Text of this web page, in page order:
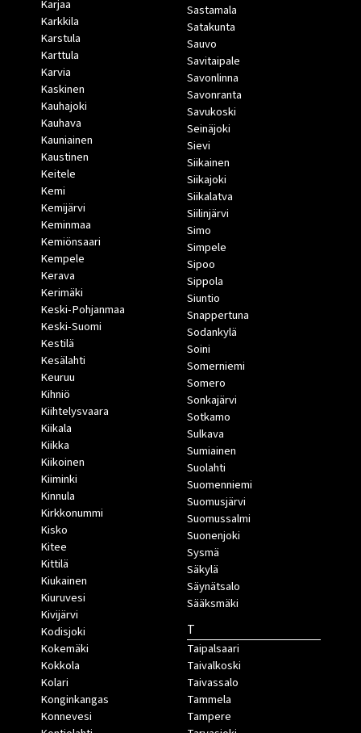
Karjaa
Karkkila
Karstula
Karttula
Karvia
Kaskinen
Kauhajoki
Kauhava
Kauniainen
Kaustinen
Keitele
Kemi
Kemijärvi
Keminmaa
Kemiönsaari
Kempele
Kerava
Kerimäki
Keski-Pohjanmaa
Keski-Suomi
Kestilä
Kesälahti
Keuruu
Kihniö
Kiihtelysvaara
Kiikala
Kiikka
Kiikoinen
Kiiminki
Kinnula
Kirkkonummi
Kisko
Kitee
Kittilä
Kiukainen
Kiuruvesi
Kivijärvi
Kodisjoki
Kokemäki
Kokkola
Kolari
Konginkangas
Konnevesi
Sastamala
Satakunta
Sauvo
Savitaipale
Savonlinna
Savonranta
Savukoski
Seinäjoki
Sievi
Siikainen
Siikajoki
Siikalatva
Siilinjärvi
Simo
Simpele
Sipoo
Sippola
Siuntio
Snappertuna
Sodankylä
Soini
Somerniemi
Somero
Sonkajärvi
Sotkamo
Sulkava
Sumiainen
Suolahti
Suomenniemi
Suomusjärvi
Suomussalmi
Suonenjoki
Sysmä
Säkylä
Säynätsalo
Sääksmäki
T
Taipalsaari
Taivalkoski
Taivassalo
Tammela
Tampere